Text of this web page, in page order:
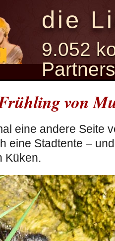
die
9.052
von
eine andere Seite
eine Stadtente –
Küken.